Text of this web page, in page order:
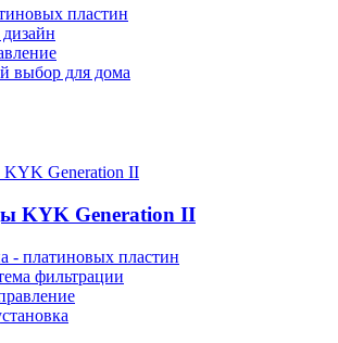
пластин
выбор для дома
KYK Generation II
- платиновых пластин
фильтрации